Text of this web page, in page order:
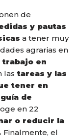
de
y pautas
a tener muy
agrarias en
trabajo en
las tareas y las
tener en
guía de
en 22
o reducir la
Finalmente, el